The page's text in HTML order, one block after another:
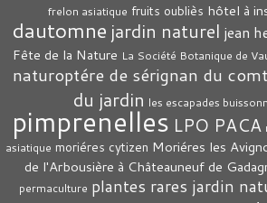
frelon asiatique fruits oubliès hôtel à
dautomne jardin naturel jean
Fête de la Nature La Société Botanique de
naturoptére de sérignan du
du jardin les escapades
pimprenelles LPO PACA
asiatique moriéres cytizen Moriéres les
de l'Arbousière à Châteauneuf de
permaculture plantes rares jardin